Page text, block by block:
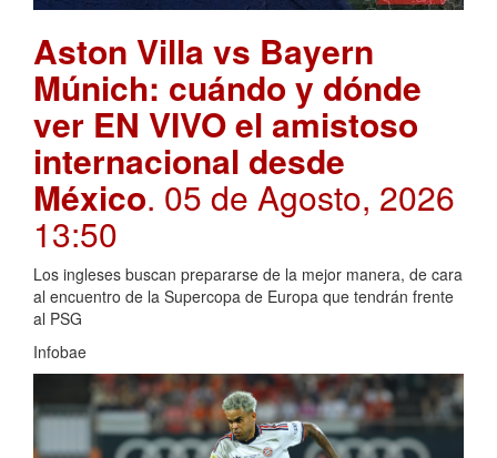
Aston Villa vs Bayern
Múnich: cuándo y dónde
ver EN VIVO el amistoso
internacional desde
México. 05 de Agosto, 2026
13:50
Los ingleses buscan prepararse de la mejor manera, de cara
al encuentro de la Supercopa de Europa que tendrán frente
al PSG
Infobae